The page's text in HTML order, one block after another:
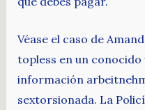
Véase el caso de
topless en un conocido
información
sextorsionada. La